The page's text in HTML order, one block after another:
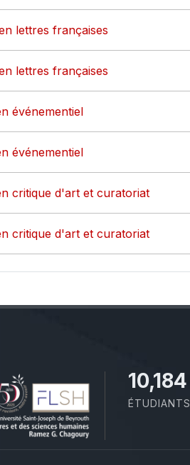
lettres françaises
lettres françaises
événementiel
événementiel
critique d'art et curatoriat
critique d'art et curatoriat
11,727
ÉTUDIANTS